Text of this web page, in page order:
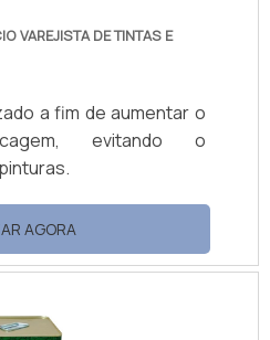
VAREJISTA DE TINTAS E
a fim de aumentar o
evitando o
AGORA